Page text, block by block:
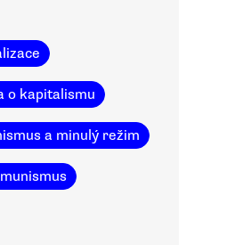
o kapitalismu
a minulý režim